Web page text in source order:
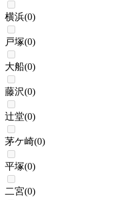
横浜(0)
戸塚(0)
大船(0)
藤沢(0)
辻堂(0)
茅ケ崎(0)
平塚(0)
二宮(0)